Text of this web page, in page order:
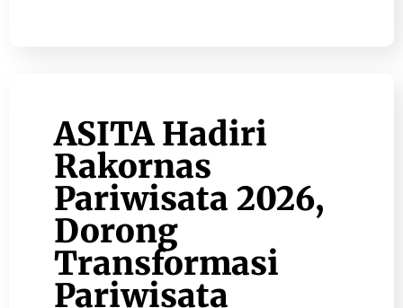
ASITA Hadiri
Rakornas
Pariwisata 2026,
Dorong
Transformasi
Pariwisata